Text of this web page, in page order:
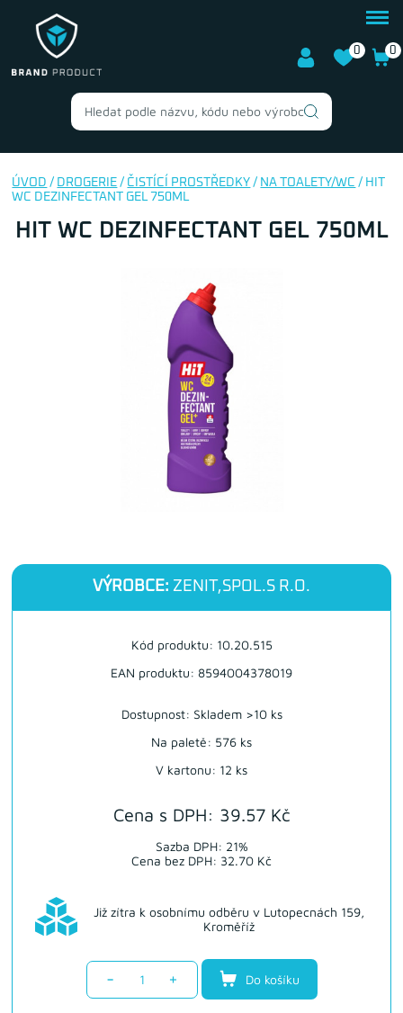
0 0
ÚVOD / DROGERIE / ČISTÍCÍ PROSTŘEDKY / NA TOALETY/WC / HIT
WC DEZINFECTANT GEL 750ML
HIT WC DEZINFECTANT GEL 750ML
VÝROBCE: ZENIT,SPOL.S R.O.
Cena s DPH: 39.57 Kč
Sazba DPH: 21%
Cena bez DPH: 32.70 Kč
Kód produktu: 10.20.515
EAN produktu: 8594004378019
Již zítra k osobnímu odběru v Lutopecnách 159,
Kroměříž
Dostupnost: Skladem >10 ks
Na paletě: 576 ks
V kartonu: 12 ks
- + Do košíku